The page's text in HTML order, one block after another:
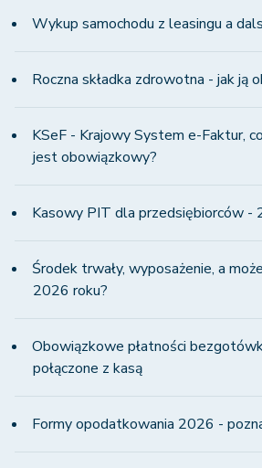
Wykup samochodu z leasingu a
Roczna składka zdrowotna - jak ją
KSeF - Krajowy System e-Faktur,
jest obowiązkowy?
Kasowy PIT dla przedsiębiorców -
Środek trwały, wyposażenie, a
2026 roku?
Obowiązkowe płatności
połączone z kasą
Formy opodatkowania 2026 -